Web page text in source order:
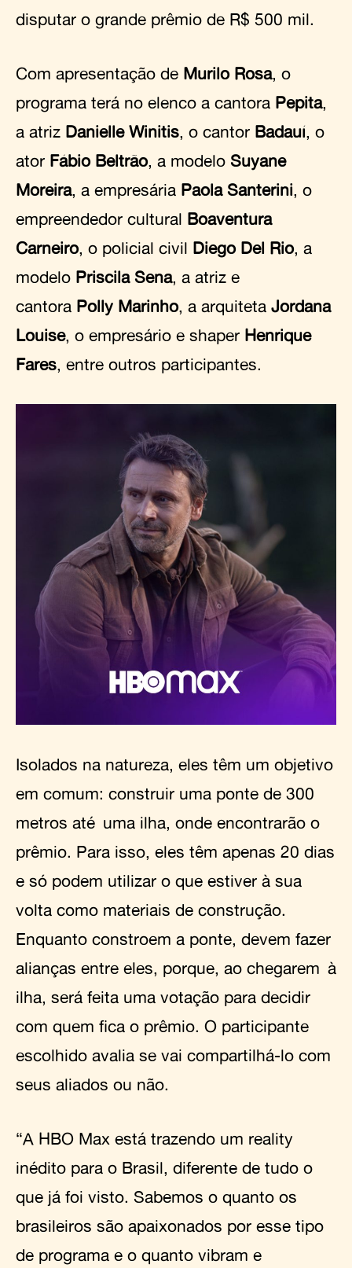
disputar o grande prêmio de R$ 500 mil.
Com apresentação de Murilo Rosa, o
programa terá no elenco a cantora Pepita,
a atriz Danielle Winitis, o cantor Badauí, o
ator Fábio Beltrão, a modelo Suyane
Moreira, a empresária Paola Santerini, o
empreendedor cultural Boaventura
Carneiro, o policial civil Diego Del Rio, a
modelo Priscila Sena, a atriz e
cantora Polly Marinho, a arquiteta Jordana
Louise, o empresário e shaper Henrique
Fares, entre outros participantes.
Isolados na natureza, eles têm um objetivo
em comum: construir uma ponte de 300
metros até uma ilha, onde encontrarão o
prêmio. Para isso, eles têm apenas 20 dias
e só podem utilizar o que estiver à sua
volta como materiais de construção.
Enquanto constroem a ponte, devem fazer
alianças entre eles, porque, ao chegarem à
ilha, será feita uma votação para decidir
com quem fica o prêmio. O participante
escolhido avalia se vai compartilhá-lo com
seus aliados ou não.
“A HBO Max está trazendo um reality
inédito para o Brasil, diferente de tudo o
que já foi visto. Sabemos o quanto os
brasileiros são apaixonados por esse tipo
de programa e o quanto vibram e